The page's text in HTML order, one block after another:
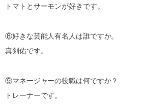
トマトとサーモンが好きです。
⑧好きな芸能人有名人は誰ですか。
真剣佑です。
⑨マネージャーの役職は何ですか？
トレーナーです。